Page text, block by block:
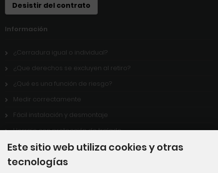
Desistir del contrato
Información
¿Cerradura igual o individual?
¿Que derechos se excluyen al retiro?
¿Qué es una función de riesgo?
Medir correctamente
Fácil instalación y desmontaje
Herraje con protección de tralado
Plazo de entrega
Este sitio web utiliza cookies y otras
tecnologías